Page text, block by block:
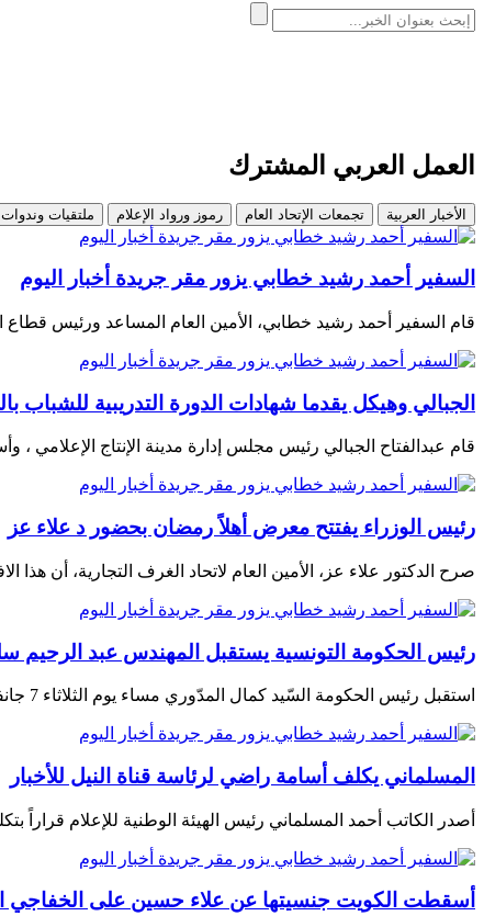
العمل العربي المشترك
الأخبار العربية تجمعات الإتحاد العام رموز ورواد الإعلام ملتقيات وندوات
السفير أحمد رشيد خطابي يزور مقر جريدة أخبار اليوم
قام السفير أحمد رشيد خطابي، الأمين العام المساعد ورئيس قطاع
الجبالي وهيكل يقدما شهادات الدورة التدريبية للشباب
قام عبدالفتاح الجبالي رئيس مجلس إدارة مدينة الإنتاج الإعلامي ،
رئيس الوزراء يفتتح معرض أهلاً رمضان بحضور د علاء عز
صرح الدكتور علاء عز، الأمين العام لاتحاد الغرف التجارية، أن
رئيس الحكومة التونسية يستقبل المهندس عبد الرحيم
استقبل رئيس الحكومة السّيد كمال المدّوري مساء يوم الثلاثاء 7 جانفي 2025 المدير العام لإتحاد اذاعات الدول العربية المهندس
المسلماني يكلف أسامة راضي لرئاسة قناة النيل للأخبار
أصدر الكاتب أحمد المسلماني رئيس الهيئة الوطنية للإعلام قراراً
أسقطت الكويت جنسيتها عن علاء حسين على الخفاجي